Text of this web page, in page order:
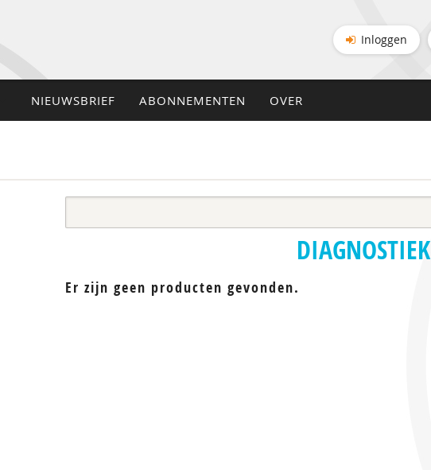
Inloggen
NIEUWSBRIEF ABONNEMENTEN OVER
DIAGNOSTIEK
Er zijn geen producten gevonden.